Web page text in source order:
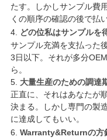
たす。しかしサンプル費
くの順序の確認の後で払
4. どの位私はサンプルを
サンプル充満を支払った
3日以下。それが多分
ら。
5. 大量生産のための調達
正直に、それはあなたが
決まる。しかし専門の製
に達成してもいい。
6. Warranty&Returnの方